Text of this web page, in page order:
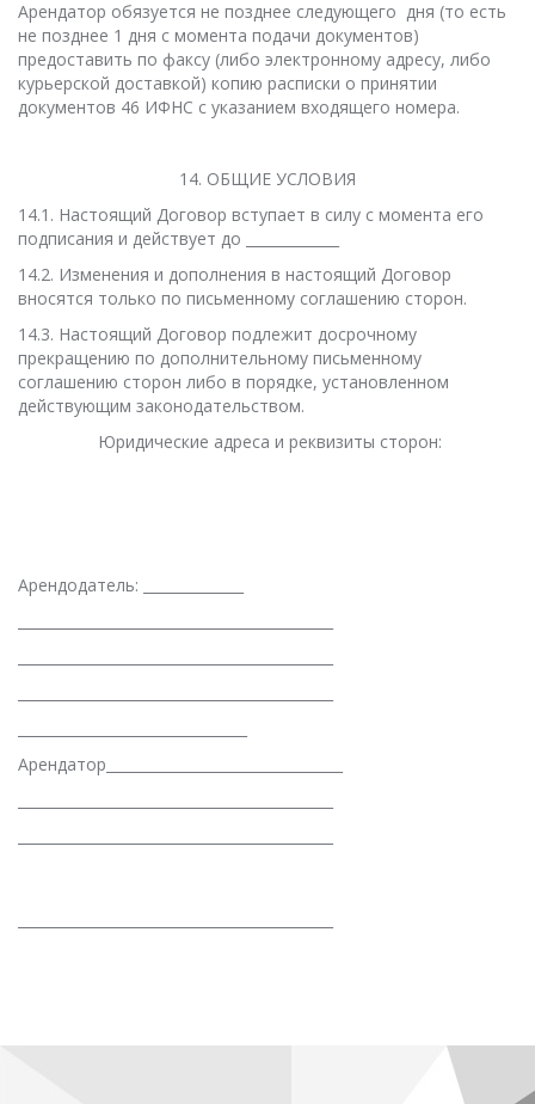
Арендатор обязуется не позднее следующего дня (то есть
не позднее 1 дня с момента подачи документов)
предоставить по факсу (либо электронному адресу, либо
курьерской доставкой) копию расписки о принятии
документов 46 ИФНС с указанием входящего номера.
14. ОБЩИЕ УСЛОВИЯ
14.1. Настоящий Договор вступает в силу с момента его
подписания и действует до _____________
14.2. Изменения и дополнения в настоящий Договор
вносятся только по письменному соглашению сторон.
14.3. Настоящий Договор подлежит досрочному
прекращению по дополнительному письменному
соглашению сторон либо в порядке, установленном
действующим законодательством.
Юридические адреса и реквизиты сторон:
Арендодатель: ______________
Арендатор_________________________________